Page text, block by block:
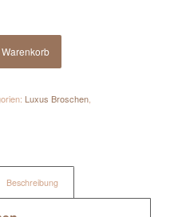
Luxus Broschen,
Beschreibung